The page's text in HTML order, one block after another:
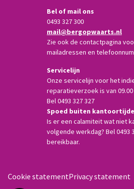
Bel of mail ons
0493 327 300
mail@bergopwaarts.nl
Zie ook de contactpagina
mailadressen en
Servicelijn
Onze servicelijn voor het
reparatieverzoek is van
Bel 0493 327 327
Spoed buiten
Is er een calamiteit wat niet
volgende werkdag? Bel 0493
bereikbaar.
Cookie statementPrivacy statement